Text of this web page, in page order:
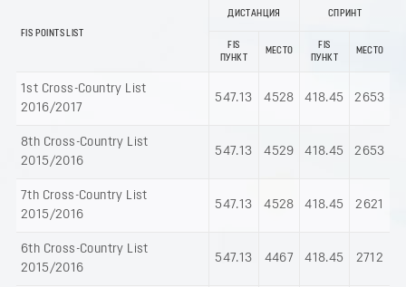
FIS POINTS LIST
ДИСТАНЦИЯ СПРИНТ
FIS
ПУНКТ
МЕСТО
FIS
ПУНКТ
МЕСТО
1st Cross-Country List
2016/2017
547.13 4528 418.45 2653
8th Cross-Country List
2015/2016
547.13 4529 418.45 2653
7th Cross-Country List
2015/2016
547.13 4528 418.45 2621
6th Cross-Country List
2015/2016
547.13 4467 418.45 2712